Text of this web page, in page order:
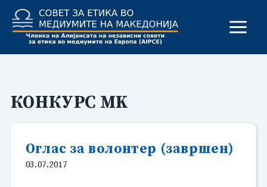
content
КОНКУРС MK
Оглас за волонтер (завршен)
03.07.2017